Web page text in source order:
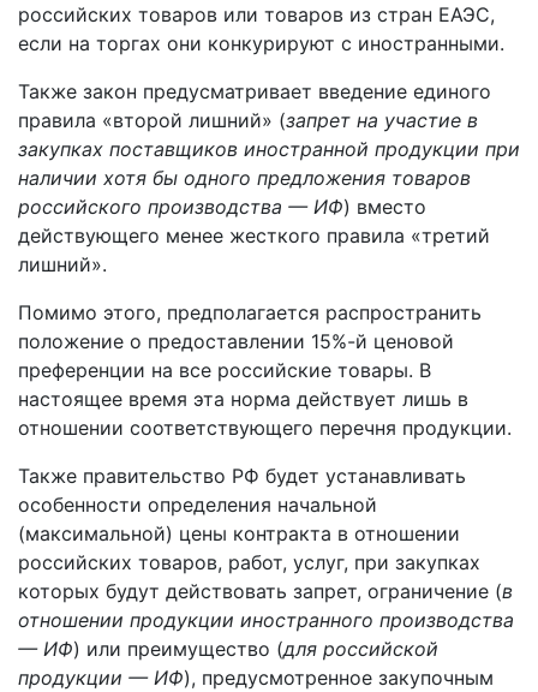
российских товаров или товаров из стран ЕАЭС,
если на торгах они конкурируют с иностранными.
Также закон предусматривает введение единого
правила «второй лишний» (запрет на участие в
закупках поставщиков иностранной продукции при
наличии хотя бы одного предложения товаров
российского производства — ИФ) вместо
действующего менее жесткого правила «третий
лишний».
Помимо этого, предполагается распространить
положение о предоставлении 15%-й ценовой
преференции на все российские товары. В
настоящее время эта норма действует лишь в
отношении соответствующего перечня продукции.
Также правительство РФ будет устанавливать
особенности определения начальной
(максимальной) цены контракта в отношении
российских товаров, работ, услуг, при закупках
которых будут действовать запрет, ограничение (в
отношении продукции иностранного производства
— ИФ) или преимущество (для российской
продукции — ИФ), предусмотренное закупочным